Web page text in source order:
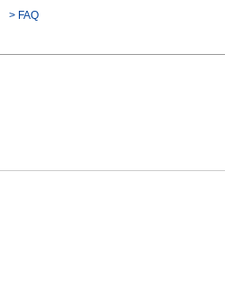
> FAQ